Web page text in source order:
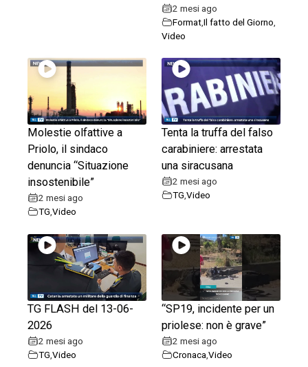
2 mesi ago
Format,Il fatto del Giorno
Video
Molestie olfattive a
Priolo, il sindaco
denuncia “Situazione
insostenibile”
2 mesi ago
TG,Video
Tenta la truffa del falso
carabiniere: arrestata
una siracusana
2 mesi ago
TG,Video
TG FLASH del 13-06-
2026
2 mesi ago
TG Video
“SP19, incidente per un
priolese: non è grave”
2 mesi ago
Cronaca ,Video